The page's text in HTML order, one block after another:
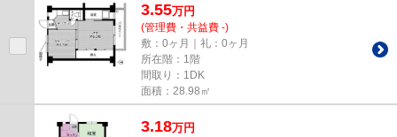
3.55万円
(管理費・共益費 -)
敷：0ヶ月｜礼：0ヶ月
所在階：1階
間取り：1DK
面積：28.98㎡
3.18万円